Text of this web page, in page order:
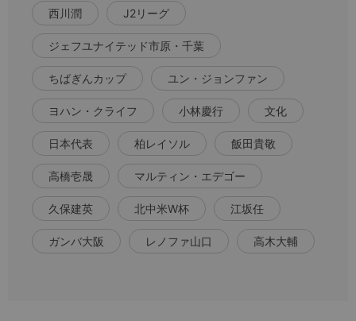
西川潤 J2リーグ
ジェフユナイテッド市原・千葉
ちばぎんカップ ユン・ジョンファン
ヨハン・クライフ 小林慶行 文化
日本代表 柏レイソル 飯田貴敬
高橋壱晟 マルティン・エデゴー
久保建英 北中米W杯 江坂任
ガンバ大阪 レノファ山口 高木大輔